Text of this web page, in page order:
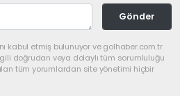
Gönder
kabul etmiş bulunuyor ve golhaber.com.tr
doğrudan veya dolaylı tüm sorumluluğu
tüm yorumlardan site yönetimi hiçbir